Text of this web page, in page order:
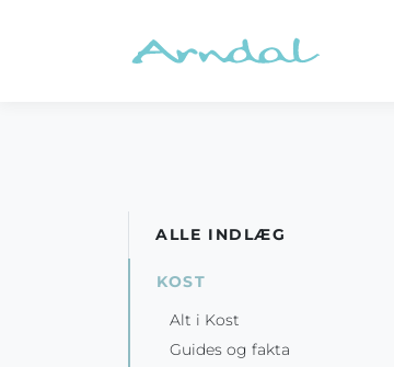
ALLE INDLÆG
KOST
Alt i Kost
Guides og fakta